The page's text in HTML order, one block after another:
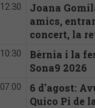
12:30
Joana
amics,
concert, la
10:30
Bèrnia i la
Sona9 2026
07:00
6 d'agost:
Quico Pi de